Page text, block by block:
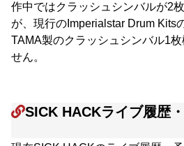
作中ではクラッシュシンバルが2
が、現行のImperialstar Drum Kits
TAMA製のクラッシュシンバル1
せん。
SICK HACKライブ履歴